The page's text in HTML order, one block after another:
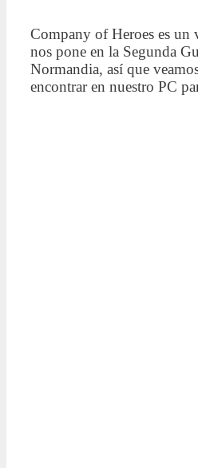
Company of Heroes es un
nos pone en la Segunda
Normandia, así que
encontrar en nuestro PC